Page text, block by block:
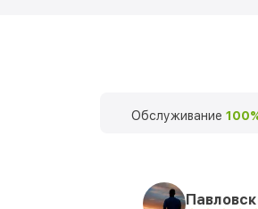
Обслуживание